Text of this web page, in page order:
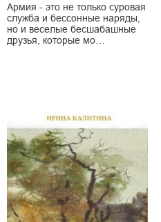
Армия - это не только суровая
служба и бессонные наряды,
но и веселые бесшабашные
друзья, которые мо…